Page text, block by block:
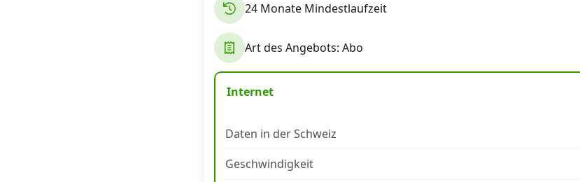
24 Monate Mindestlaufzeit
Art des Angebots: Abo
Internet
Daten in der Schweiz
Geschwindigkeit